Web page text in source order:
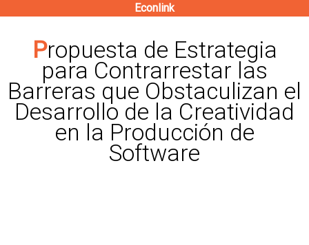
contenido
principal
Econlink
Propuesta de Estrategia
para Contrarrestar las
Barreras que Obstaculizan el
Desarrollo de la Creatividad
en la Producción de
Software